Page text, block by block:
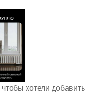
хотели добавить